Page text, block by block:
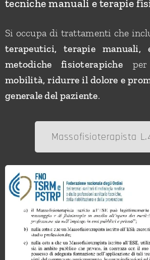
tecniche manuali e terapie
Si occupa di trattamenti che
terapeutici, terapie manuali,
metodiche fisioterapiche
mobilità, ridurre il dolore e
generale del paziente.
Massofisioterapista